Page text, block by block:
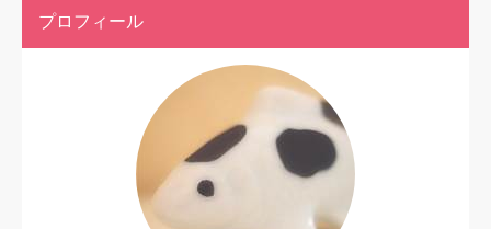
プロフィール